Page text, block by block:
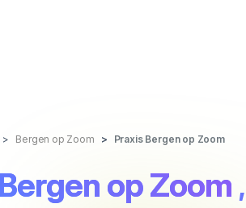
Bergen op Zoom Praxis Bergen op Zoom
op Zoom